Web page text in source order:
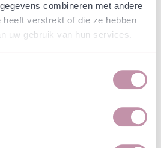
combineren met andere
heeft verstrekt of die ze hebben
uw gebruik van hun services.
in typische mosterdtrossen
boven fijne geveerde of